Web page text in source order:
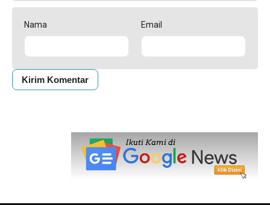
Nama Email